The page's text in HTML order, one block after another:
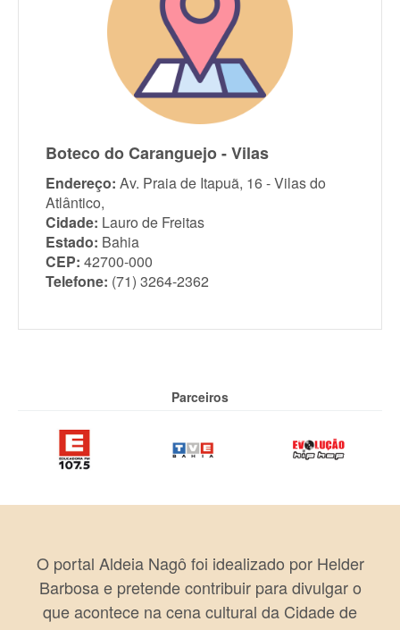
Boteco do Caranguejo - Vilas
Endereço: Av. Praia de Itapuã, 16 - Vilas do
Atlântico,
Cidade: Lauro de Freitas
Estado: Bahia
CEP: 42700-000
Telefone: (71) 3264-2362
Parceiros
O portal Aldeia Nagô foi idealizado por Helder
Barbosa e pretende contribuir para divulgar o
que acontece na cena cultural da Cidade de